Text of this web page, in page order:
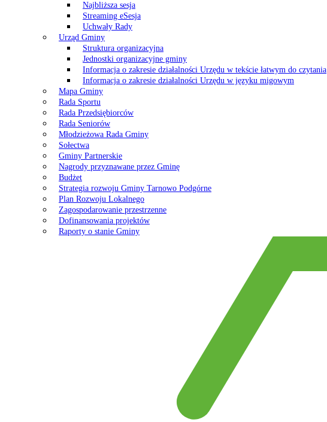
Najbliższa sesja
Streaming eSesja
Uchwały Rady
Urząd Gminy
Struktura organizacyjna
Jednostki organizacyjne gminy
Informacja o zakresie działalności Urzędu w tekście łatwym do czytania
Informacja o zakresie działalności Urzędu w języku migowym
Mapa Gminy
Rada Sportu
Rada Przedsiębiorców
Rada Seniorów
Młodzieżowa Rada Gminy
Sołectwa
Gminy Partnerskie
Nagrody przyznawane przez Gminę
Budżet
Strategia rozwoju Gminy Tarnowo Podgórne
Plan Rozwoju Lokalnego
Zagospodarowanie przestrzenne
Dofinansowania projektów
Raporty o stanie Gminy